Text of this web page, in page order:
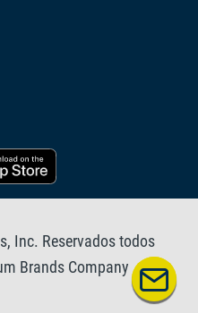
Inc. Reservados todos
Brands Company